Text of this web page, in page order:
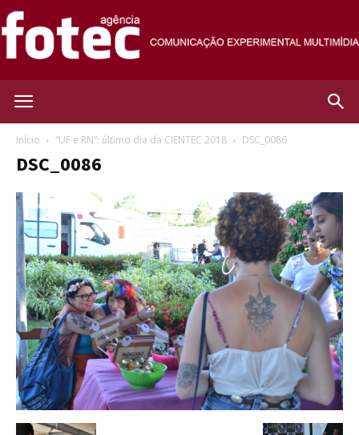
Início “UF e RN”: último dia da CIENTEC 2018 DSC_0086
DSC_0086